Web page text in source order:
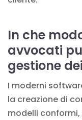
In che
avvocati
gestione
I moderni
la creazione di
modelli